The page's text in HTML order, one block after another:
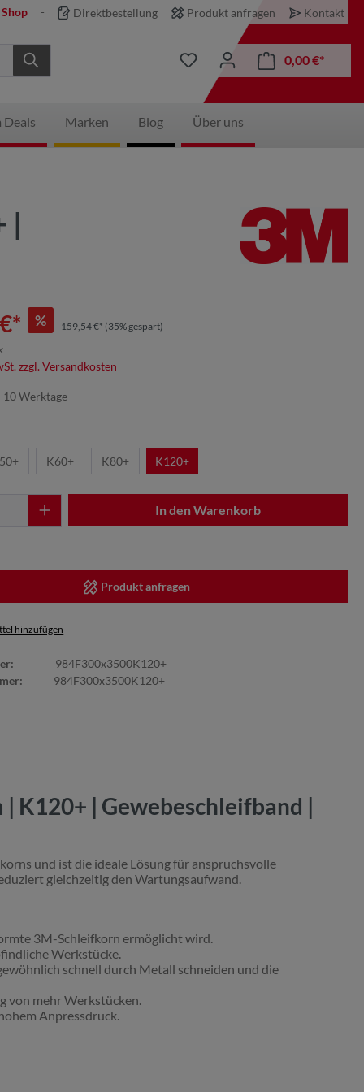
Direktbestellung Produkt anfragen Kontakt
0,00 €*
Deals Marken Blog Über uns
|
% 159,54 €* (35% gespart)
zzgl. Versandkosten
Werktage
K60+ K80+ K120+
In den Warenkorb
Produkt anfragen
hinzufügen
984F300x3500K120+
984F300x3500K120+
K120+ | Gewebeschleifband |
und ist die ideale Lösung für anspruchsvolle
gleichzeitig den Wartungsaufwand.
3M-Schleifkorn ermöglicht wird.
Werkstücke.
schnell durch Metall schneiden und die
von mehr Werkstücken.
Anpressdruck.